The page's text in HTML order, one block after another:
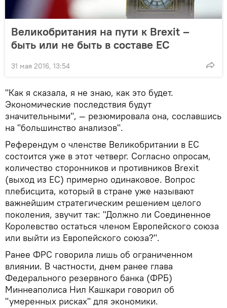
Великобритания на пути к Brexit –
быть или не быть в составе ЕС
31 мая 2016, 13:54
"Как я сказала, я не знаю, как это будет.
Экономические последствия будут
значительными", — резюмировала она, сославшись
на "большинство анализов".
Референдум о членстве Великобритании в ЕС
состоится уже в этот четверг. Согласно опросам,
количество сторонников и противников Brexit
(выход из ЕС) примерно одинаковое. Вопрос
плебисцита, который в стране уже называют
важнейшим стратегическим решением целого
поколения, звучит так: "Должно ли Соединенное
Королевство остаться членом Европейского союза
или выйти из Европейского союза?".
Ранее ФРС говорила лишь об ограниченном
влиянии. В частности, днем ранее глава
Федерального резервного банка (ФРБ)
Миннеаполиса Нил Кашкари говорил об
"умеренных рисках" для экономики.